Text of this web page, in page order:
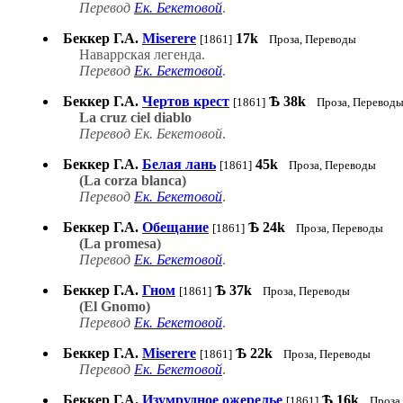
Перевод Ек. Бекетовой.
Беккер Г.А. Miserere [1861] 17k Проза, Переводы
Наваррская легенда.
Перевод Ек. Бекетовой.
Беккер Г.А. Чертов крест [1861] Ѣ 38k Проза, Переводы
La cruz ciel diablo
Перевод Ек. Бекетовой.
Беккер Г.А. Белая лань [1861] 45k Проза, Переводы
(La corza blanca)
Перевод Ек. Бекетовой.
Беккер Г.А. Обещание [1861] Ѣ 24k Проза, Переводы
(La promesa)
Перевод Ек. Бекетовой.
Беккер Г.А. Гном [1861] Ѣ 37k Проза, Переводы
(El Gnomo)
Перевод Ек. Бекетовой.
Беккер Г.А. Miserere [1861] Ѣ 22k Проза, Переводы
Перевод Ек. Бекетовой.